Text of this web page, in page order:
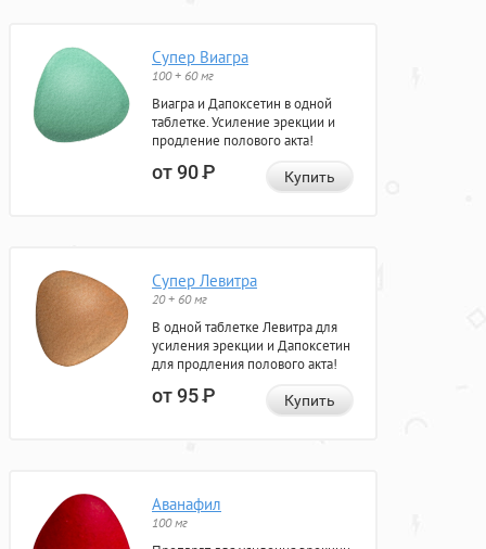
Супер Виагра
100 + 60 мг
Виагра и Дапоксетин в одной
таблетке. Усиление эрекции и
продление полового акта!
от 90Р Купить
Супер Левитра
20 + 60 мг
В одной таблетке Левитра для
усиления эрекции и Дапоксетин
для продления полового акта!
от 95Р Купить
Аванафил
100 мг